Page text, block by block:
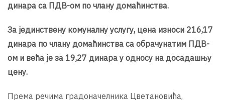
динара са ПДВ-ом по члану домаћинства.
За јединствену комуналну услугу, цена износи 216,17
динара по члану домаћинства са обрачунатим ПДВ-
ом и већа је за 19,27 динара у односу на досадашњу
цену.
Према речима градоначелника Цветановића,